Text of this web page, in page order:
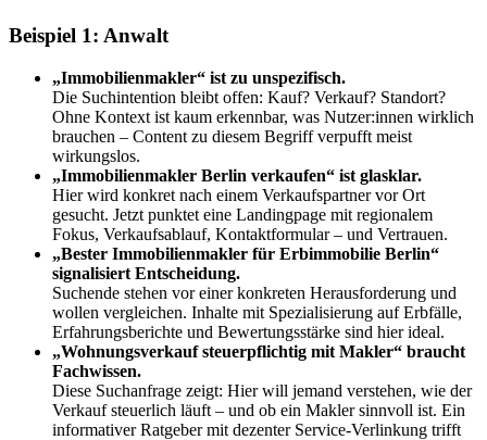
Beispiel 1: Anwalt
„Immobilienmakler“ ist zu unspezifisch.
Die Suchintention bleibt offen: Kauf? Verkauf? Standort?
Ohne Kontext ist kaum erkennbar, was Nutzer:innen wirklich
brauchen – Content zu diesem Begriff verpufft meist
wirkungslos.
„Immobilienmakler Berlin verkaufen“ ist glasklar.
Hier wird konkret nach einem Verkaufspartner vor Ort
gesucht. Jetzt punktet eine Landingpage mit regionalem
Fokus, Verkaufsablauf, Kontaktformular – und Vertrauen.
„Bester Immobilienmakler für Erbimmobilie Berlin“
signalisiert Entscheidung.
Suchende stehen vor einer konkreten Herausforderung und
wollen vergleichen. Inhalte mit Spezialisierung auf Erbfälle,
Erfahrungsberichte und Bewertungsstärke sind hier ideal.
„Wohnungsverkauf steuerpflichtig mit Makler“ braucht
Fachwissen.
Diese Suchanfrage zeigt: Hier will jemand verstehen, wie der
Verkauf steuerlich läuft – und ob ein Makler sinnvoll ist. Ein
informativer Ratgeber mit dezenter Service-Verlinkung trifft